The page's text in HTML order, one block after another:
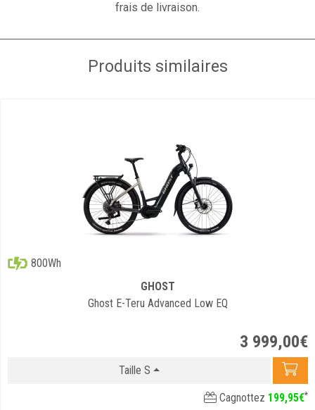
frais de livraison.
Produits similaires
800Wh
GHOST
Ghost E-Teru Advanced Low EQ
3 999,00€
Taille S
Cagnottez 199,95€*